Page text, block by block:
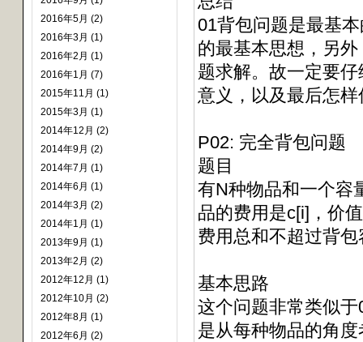
2016年5月 (2)
2016年3月 (1)
2016年2月 (1)
2016年1月 (7)
2015年11月 (1)
2015年3月 (1)
2014年12月 (2)
2014年9月 (2)
2014年7月 (1)
2014年6月 (1)
2014年3月 (2)
2014年1月 (1)
2013年9月 (1)
2013年2月 (2)
2012年12月 (1)
2012年10月 (2)
2012年8月 (1)
2012年6月 (2)
01背包问题是最基
的最基本思想，另
题求解。故一定要
意义，以及最后怎
P02: 完全背包问题
题目
有N种物品和一个容
品的费用是c[i]，价
费用总和不超过背
基本思路
这个问题非常类似
是从每种物品的角